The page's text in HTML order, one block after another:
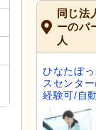
同じ法
ーのパ
人
ひなたぼ
スセンタ
経験可/自